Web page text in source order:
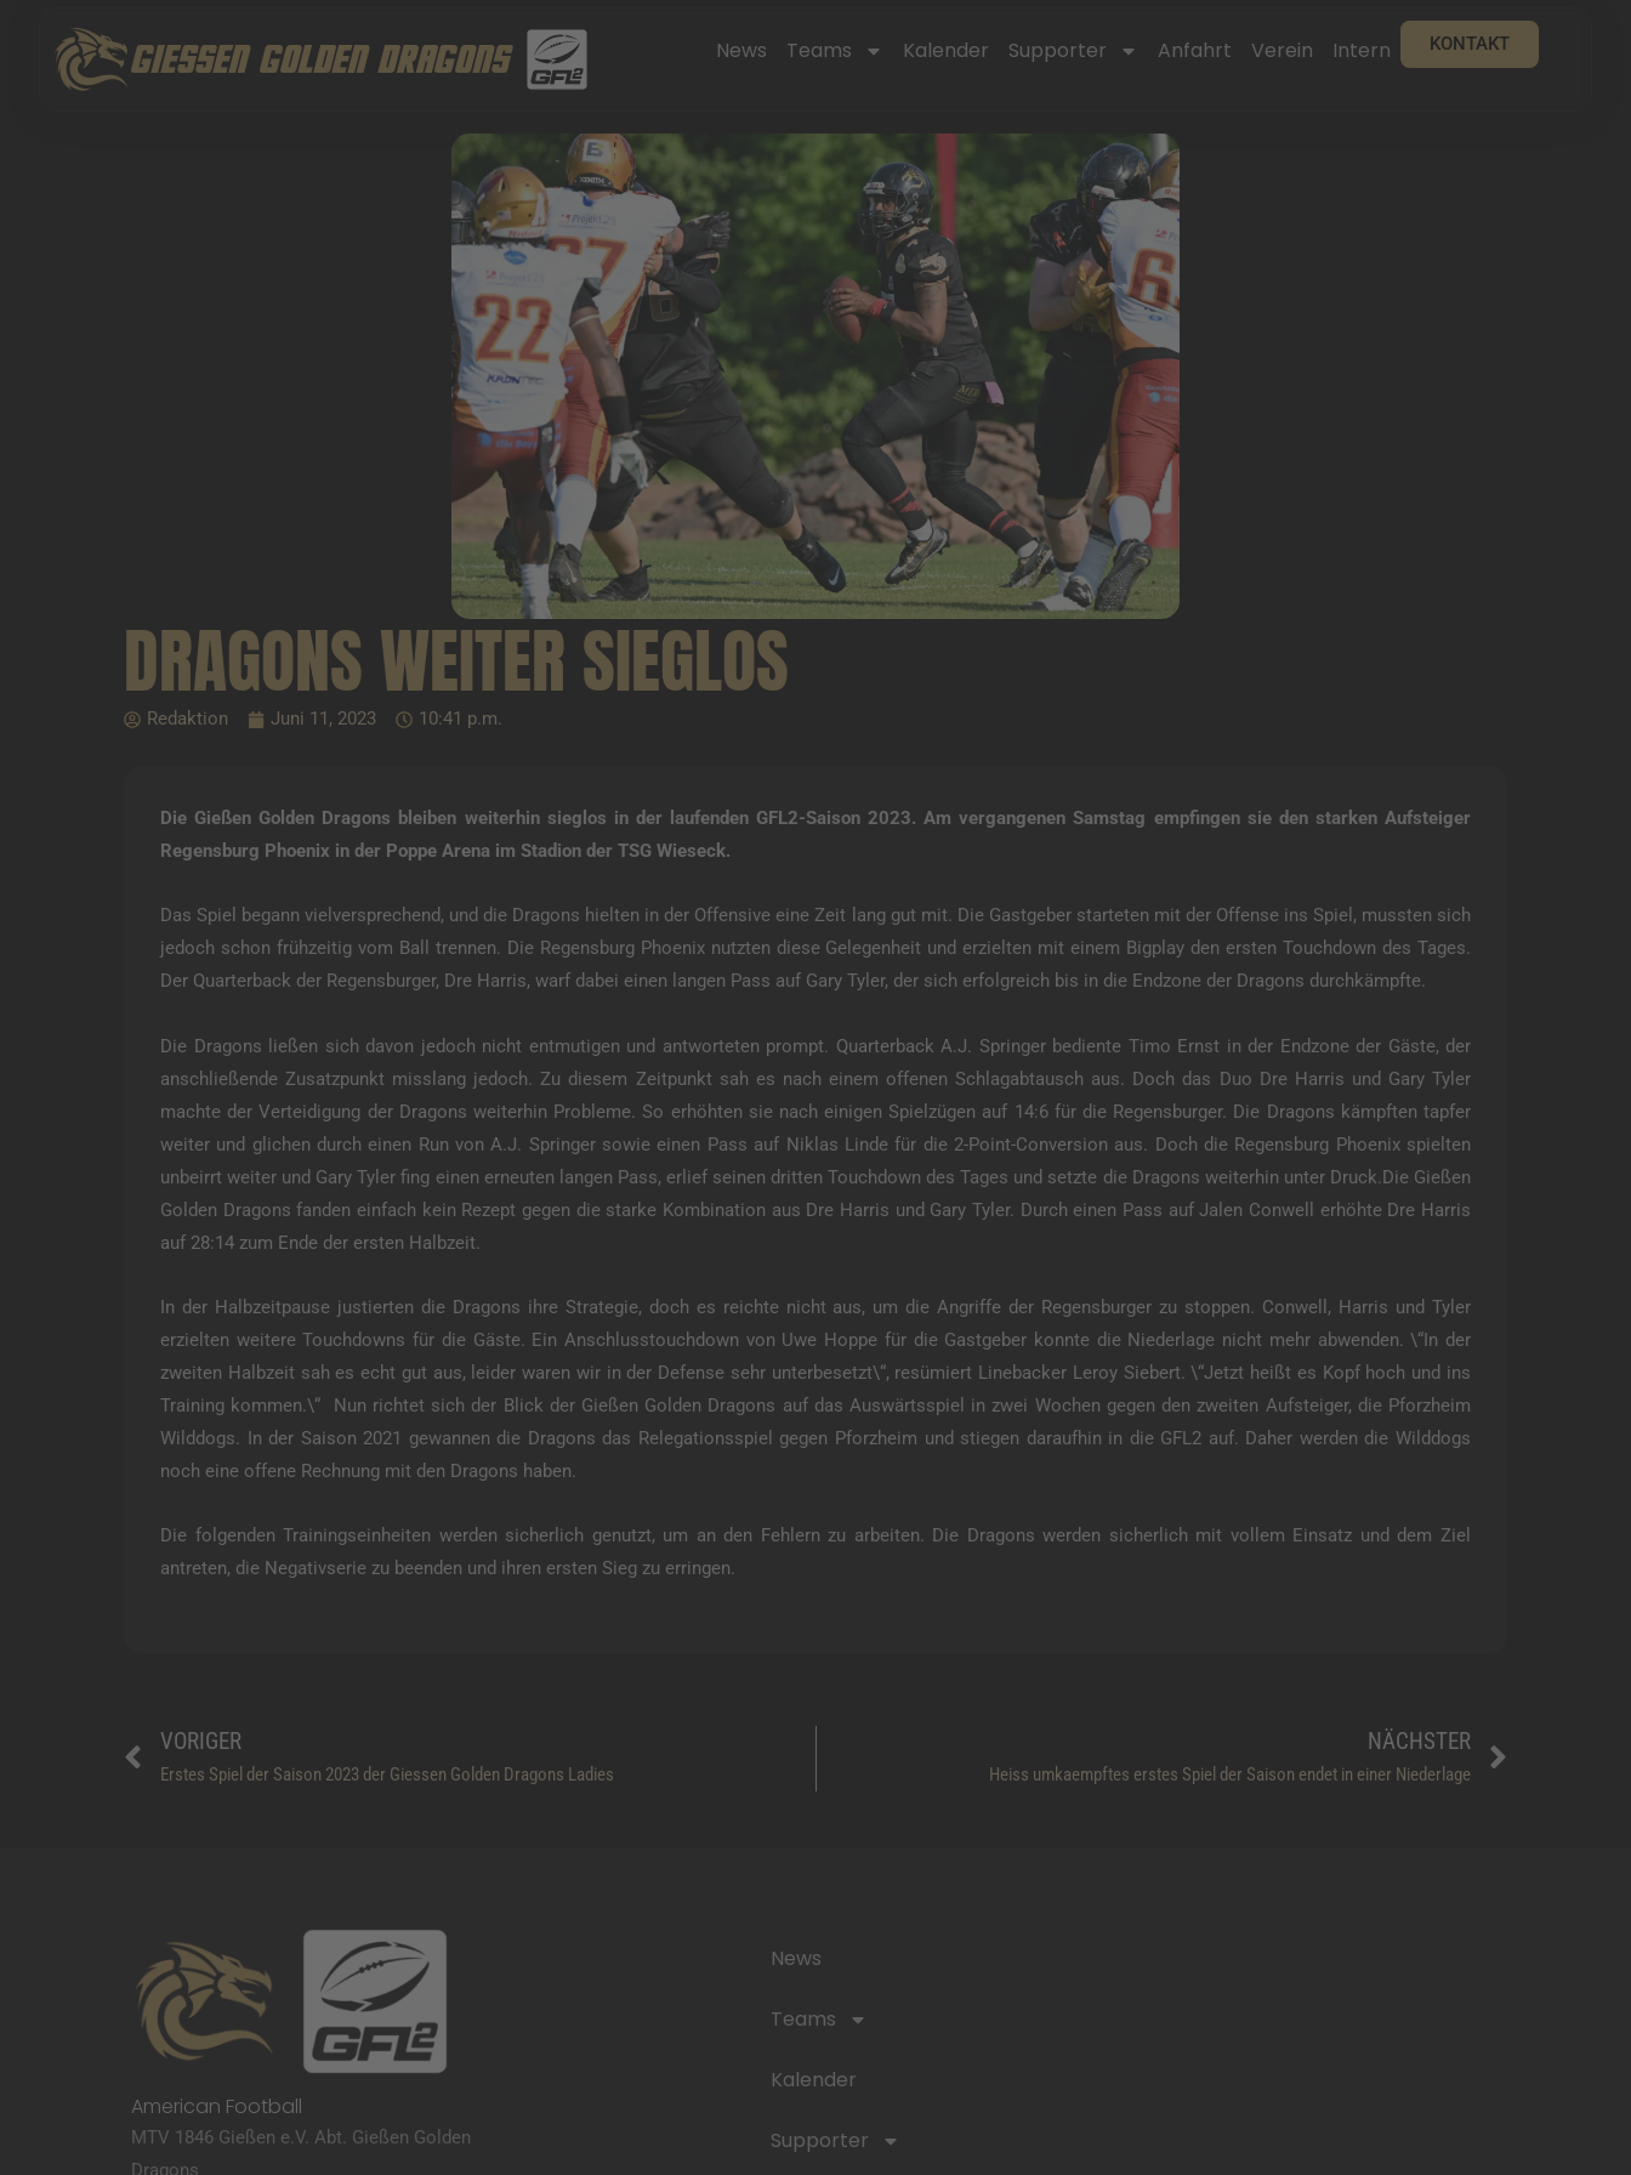
springen
GIESSEN GOLDEN DRAGONS News Teams Kalender Supporter Anfahrt Verein Intern KONTAKT
DRAGONS WEITER SIEGLOS
Redaktion Juni 11, 2023 10:41 p.m.
Die Gießen Golden Dragons bleiben weiterhin sieglos in der laufenden GFL2-Saison 2023. Am vergangenen Samstag empfingen sie den starken Aufsteiger
Regensburg Phoenix in der Poppe Arena im Stadion der TSG Wieseck.
Das Spiel begann vielversprechend, und die Dragons hielten in der Offensive eine Zeit lang gut mit. Die Gastgeber starteten mit der Offense ins Spiel, mussten sich
jedoch schon frühzeitig vom Ball trennen. Die Regensburg Phoenix nutzten diese Gelegenheit und erzielten mit einem Bigplay den ersten Touchdown des Tages.
Der Quarterback der Regensburger, Dre Harris, warf dabei einen langen Pass auf Gary Tyler, der sich erfolgreich bis in die Endzone der Dragons durchkämpfte.
Die Dragons ließen sich davon jedoch nicht entmutigen und antworteten prompt. Quarterback A.J. Springer bediente Timo Ernst in der Endzone der Gäste, der
anschließende Zusatzpunkt misslang jedoch. Zu diesem Zeitpunkt sah es nach einem offenen Schlagabtausch aus. Doch das Duo Dre Harris und Gary Tyler
machte der Verteidigung der Dragons weiterhin Probleme. So erhöhten sie nach einigen Spielzügen auf 14:6 für die Regensburger. Die Dragons kämpften tapfer
weiter und glichen durch einen Run von A.J. Springer sowie einen Pass auf Niklas Linde für die 2-Point-Conversion aus. Doch die Regensburg Phoenix spielten
unbeirrt weiter und Gary Tyler fing einen erneuten langen Pass, erlief seinen dritten Touchdown des Tages und setzte die Dragons weiterhin unter Druck.Die Gießen
Golden Dragons fanden einfach kein Rezept gegen die starke Kombination aus Dre Harris und Gary Tyler. Durch einen Pass auf Jalen Conwell erhöhte Dre Harris
auf 28:14 zum Ende der ersten Halbzeit.
In der Halbzeitpause justierten die Dragons ihre Strategie, doch es reichte nicht aus, um die Angriffe der Regensburger zu stoppen. Conwell, Harris und Tyler
erzielten weitere Touchdowns für die Gäste. Ein Anschlusstouchdown von Uwe Hoppe für die Gastgeber konnte die Niederlage nicht mehr abwenden. \“In der
zweiten Halbzeit sah es echt gut aus, leider waren wir in der Defense sehr unterbesetzt\“, resümiert Linebacker Leroy Siebert. \“Jetzt heißt es Kopf hoch und ins
Training kommen.\“ Nun richtet sich der Blick der Gießen Golden Dragons auf das Auswärtsspiel in zwei Wochen gegen den zweiten Aufsteiger, die Pforzheim
Wilddogs. In der Saison 2021 gewannen die Dragons das Relegationsspiel gegen Pforzheim und stiegen daraufhin in die GFL2 auf. Daher werden die Wilddogs
noch eine offene Rechnung mit den Dragons haben.
Die folgenden Trainingseinheiten werden sicherlich genutzt, um an den Fehlern zu arbeiten. Die Dragons werden sicherlich mit vollem Einsatz und dem Ziel
antreten, die Negativserie zu beenden und ihren ersten Sieg zu erringen.
Prev
VORIGER
Erstes Spiel der Saison 2023 der Giessen Golden Dragons Ladies
NÄCHSTER
Heiss umkaempftes erstes Spiel der Saison endet in einer Niederlage
American Football
MTV 1846 Gießen e.V. Abt. Gießen Golden
Dragons
News
Teams
Kalender
Supporter